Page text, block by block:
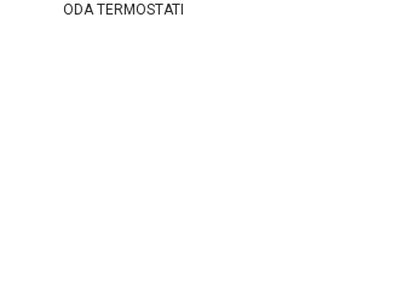
ODA TERMOSTATI